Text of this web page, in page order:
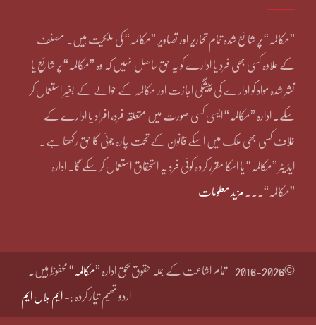
”مکالمہ“ پر شائع شدہ تمام تحاریر اور تصاویر ”مکالمہ“ کی ملکیت ہیں۔ مصنف
کے علاوہ کسی بھی فرد یا ادارے کو یہ حق حاصل نہیں کہ وہ ”مکالمہ“ پر شائع یا
نشر شدہ مواد کو ادارے کی پیشگی اجازت اور مکالمہ کے حوالے کے بغیر استعمال کر
سکے۔ ادارہ ”مکالمہ“ ایسی کسی صورت میں متعلقہ فرد، افراد یا ادارے کے
خلاف کسی بھی ملک میں اسکے قانون کے تحت چارہ جوئی کا حق رکھتا ہے۔
ایڈیٹر ”مکالمہ“ یا اسکا مقرر کردہ کوئی فرد یہ استحقاق استعمال کر سکے گا۔ ادارہ
”مکالمہ“۔۔۔ مزید معلومات
©2016-2026 تمام اشاعت کے جملہ حقوق بحق ادارہ ”مکالمہ “ محفوظ ہیں۔
اردو تھیم تیار کردہ :- ایم بلال ایم